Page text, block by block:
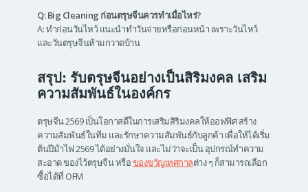
Q: Big Cleaning ก่อนตรุษจีนควรทำเมื่อไหร่?
A: ทำก่อนวันไหว้ แนะนำทำวันจ่ายหรือก่อนหน้า เพราะวันไหว้
และวันตรุษจีนห้ามกวาดบ้าน
สรุป: รับตรุษจีนอย่างเป็นสิริมงคล เสริม
ความสัมพันธ์ในองค์กร
ตรุษจีน 2569 เป็นโอกาสดีในการเสริมสิริมงคลให้ออฟฟิศ สร้าง
ความสัมพันธ์ในทีม และรักษาความสัมพันธ์กับลูกค้า เพื่อให้ได้เริ่ม
ต้นปีม้าไฟ 2569 ได้อย่างมั่นใจ และไม่ว่าจะเป็น อุปกรณ์ทำความ
สะอาด ของไว้ตรุษจีน หรือของขวัญเทศกาลต่าง ๆ ก็สามารถเลือก
ซื้อได้ที่ OFM